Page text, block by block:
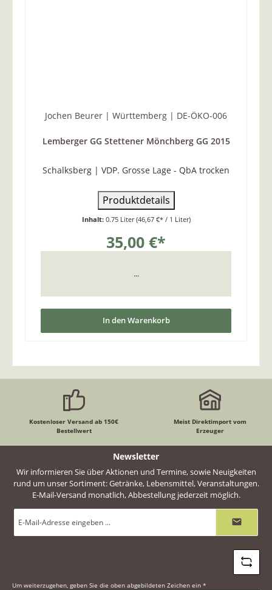
Jochen Beurer | Württemberg | DE-ÖKO-006
Lemberger GG Stettener Mönchberg GG 2015
Schalksberg | VDP. Grosse Lage - QbA trocken
Produktdetails
Inhalt: 0.75 Liter(46,67 €* / 1 Liter)
35,00 €*
...
In den Warenkorb
Kostenloser Versand ab 150€
Bestellwert
Meist Direktimport vom
Erzeuger
Newsletter
Wir informieren Sie über Aktionen und Termine, sowie Neuigkeiten
rund um unser Sortiment: Getränke, Lebensmittel, Veranstaltungen.
E-Mail-Versand monatlich, Abbestellung jederzeit möglich.
E-
Mail-
*
Um weiterzugehen, geben Sie die oben abgebildeten Zeichen ein *